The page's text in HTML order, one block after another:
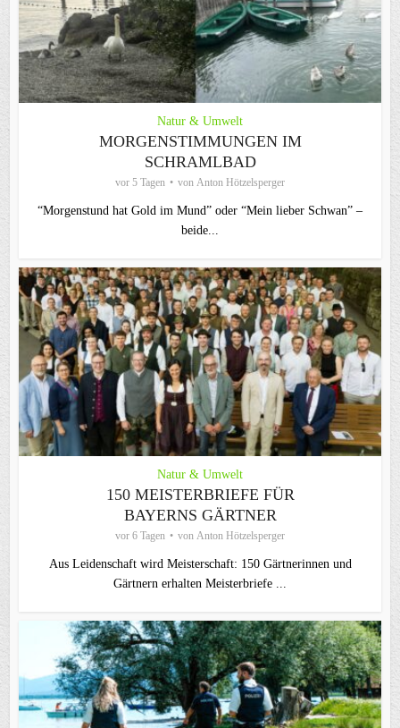
Natur & Umwelt
MORGENSTIMMUNGEN IM
SCHRAMLBAD
vor 5 Tagen von Anton Hötzelsperger
“Morgenstund hat Gold im Mund” oder “Mein lieber Schwan” –
beide...
Natur & Umwelt
150 MEISTERBRIEFE FÜR
BAYERNS GÄRTNER
vor 6 Tagen von Anton Hötzelsperger
Aus Leidenschaft wird Meisterschaft: 150 Gärtnerinnen und
Gärtnern erhalten Meisterbriefe ...